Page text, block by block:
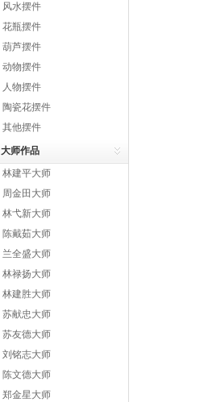
风水摆件
花瓶摆件
葫芦摆件
动物摆件
人物摆件
陶瓷花摆件
其他摆件
大师作品
林建平大师
周金田大师
林弋新大师
陈戴茹大师
兰全盛大师
林禄扬大师
林建胜大师
苏献忠大师
苏友德大师
刘铭志大师
陈文德大师
郑金星大师